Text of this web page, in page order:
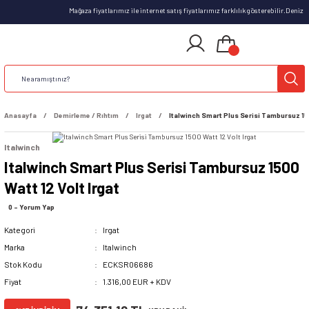
Mağaza fiyatlarımız ile internet satış fiyatlarımız farklılık gösterebilir.Deniz
Anasayfa Demirleme / Rıhtım Irgat Italwinch Smart Plus Serisi Tambursuz
Italwinch
Italwinch Smart Plus Serisi Tambursuz 1500
Watt 12 Volt Irgat
0 - Yorum Yap
Kategori
Irgat
Marka
Italwinch
Stok Kodu
ECKSR06686
Fiyat
1.316,00 EUR + KDV